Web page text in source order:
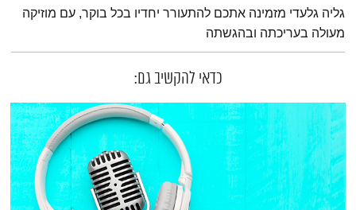
תמצית הפודקאסט
גליה גלעדי מזמינה אתכם להתעורר יחדיו בכל בוקר, עם מוזיקה
מעולה בעריכתה ובהגשתה
כדאי להקשיב גם: